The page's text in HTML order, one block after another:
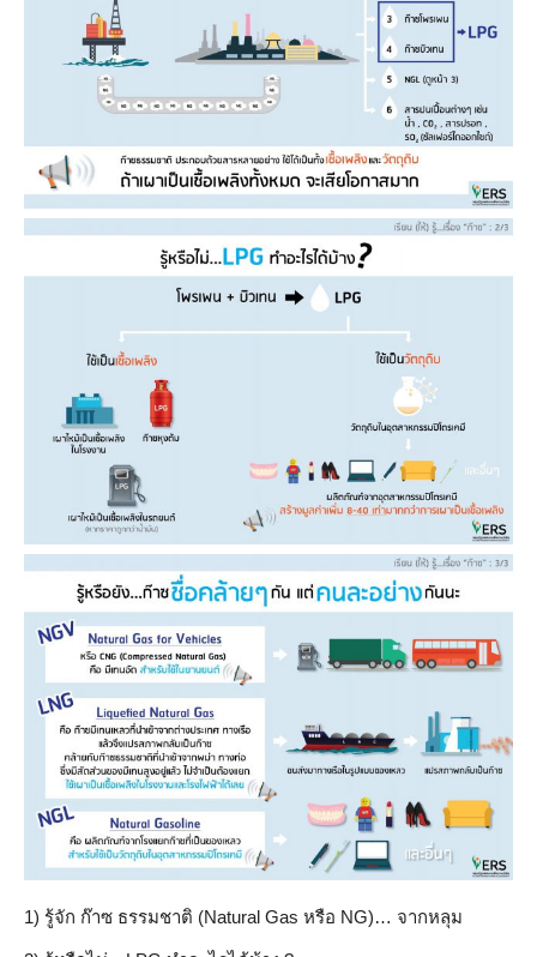
1) รู้จัก ก๊าซ ธรรมชาติ (Natural Gas หรือ NG)… จากหลุม